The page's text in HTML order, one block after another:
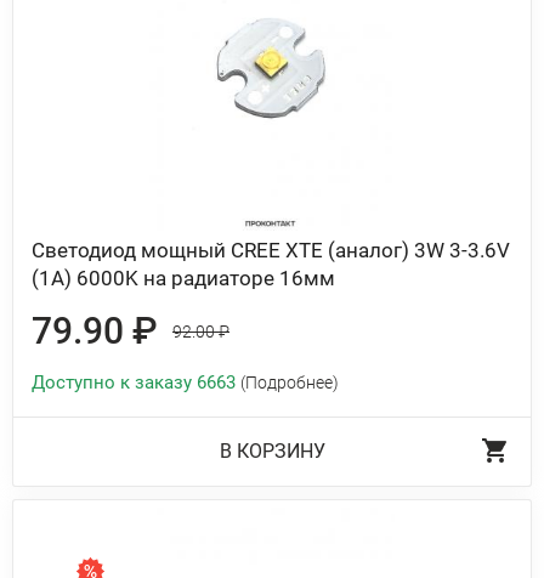
Светодиод мощный CREE XTE (аналог) 3W 3-3.6V
(1A) 6000K на радиаторе 16мм
79.90 ₽ 92.00 ₽
Доступно к заказу 6663 (Подробнее)
В КОРЗИНУ